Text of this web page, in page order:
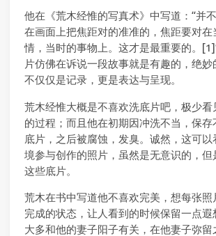
他在《荒木经惟的写真术》中写道：“并
在画面上把焦距对的准准的，焦距要对
情，当时的事物上。这才是最重要的。
片仿佛在诉说一段故事就是有趣的，绝
不仅仅是记录，更是表达与呈现。
荒木经惟大概是不喜欢洗底片吧，极少
的过程；而且他在初期因冲洗不当，保
底片，之后被腐蚀，发臭。诚然，这可
境参与创作的照片，虽然是无意识的，
这些底片。
荒木在书中写道他不喜欢完美，想每张
完成的状态，让人看到的时候保留一点
大多和他的妻子阳子有关，在他妻子弥